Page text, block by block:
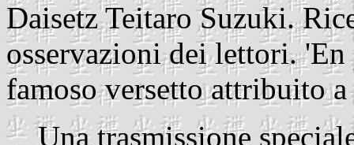
Daisetz Teitaro Suzuki.
osservazioni dei lettori.
famoso versetto attribuito
Una trasmissione